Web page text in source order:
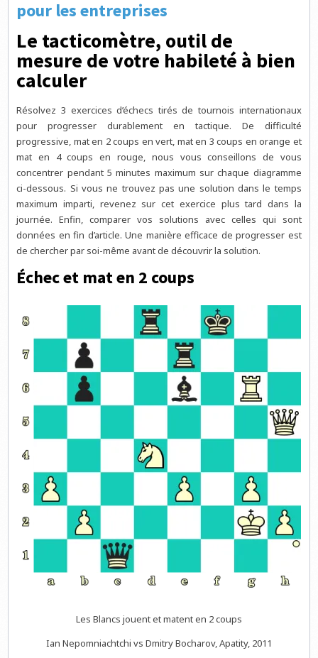
pour les entreprises
Le tacticomètre, outil de
mesure de votre habileté à bien
calculer
Résolvez 3 exercices d’échecs tirés de tournois internationaux
pour progresser durablement en tactique. De difficulté
progressive, mat en 2 coups en vert, mat en 3 coups en orange et
mat en 4 coups en rouge, nous vous conseillons de vous
concentrer pendant 5 minutes maximum sur chaque diagramme
ci-dessous. Si vous ne trouvez pas une solution dans le temps
maximum imparti, revenez sur cet exercice plus tard dans la
journée. Enfin, comparer vos solutions avec celles qui sont
données en fin d’article. Une manière efficace de progresser est
de chercher par soi-même avant de découvrir la solution.
Échec et mat en 2 coups
Les Blancs jouent et matent en 2 coups
Ian Nepomniachtchi vs Dmitry Bocharov, Apatity, 2011